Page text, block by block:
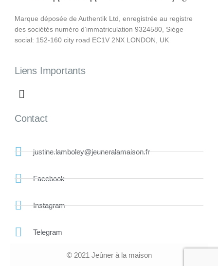
Marque déposée de Authentik Ltd, enregistrée au registre
des sociétés numéro d’immatriculation 9324580, Siège
social: 152-160 city road EC1V 2NX LONDON, UK
Liens Importants
Contact
justine.lamboley@jeuneralamaison.fr
Facebook
Instagram
Telegram
© 2021 Jeûner à la maison